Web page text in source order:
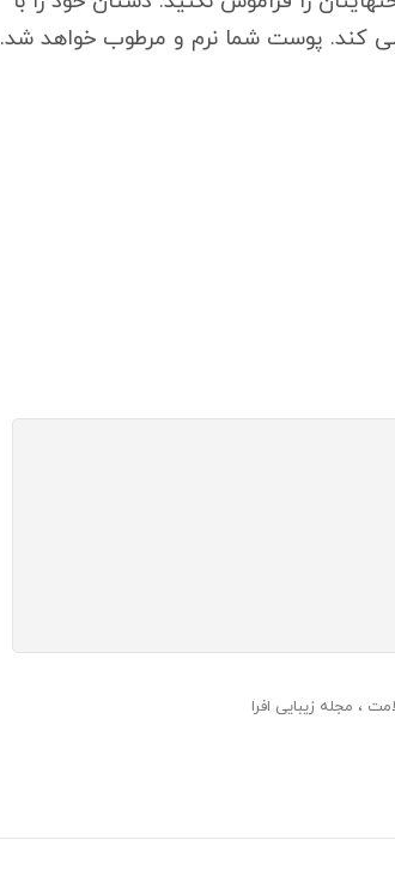
می کند. پوست شما نرم و مرطوب خواهد شد.
مجله زیبایی افرا